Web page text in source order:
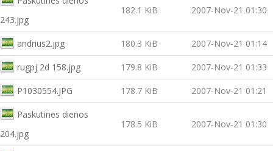
243.jpg
182.1 KiB 2007-Nov-21 01:30
andrius2.jpg 180.3 KiB 2007-Nov-21 01:14
rugpj 2d 158.jpg 179.8 KiB 2007-Nov-21 01:33
P1030554.JPG 178.7 KiB 2007-Nov-21 01:21
Paskutines dienos
204.jpg
178.5 KiB 2007-Nov-21 01:30